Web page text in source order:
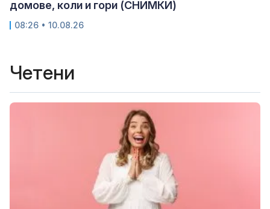
домове, коли и гори (СНИМКИ)
08:26 • 10.08.26
Четени